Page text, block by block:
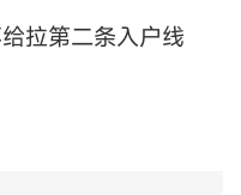
拉第二条入户线